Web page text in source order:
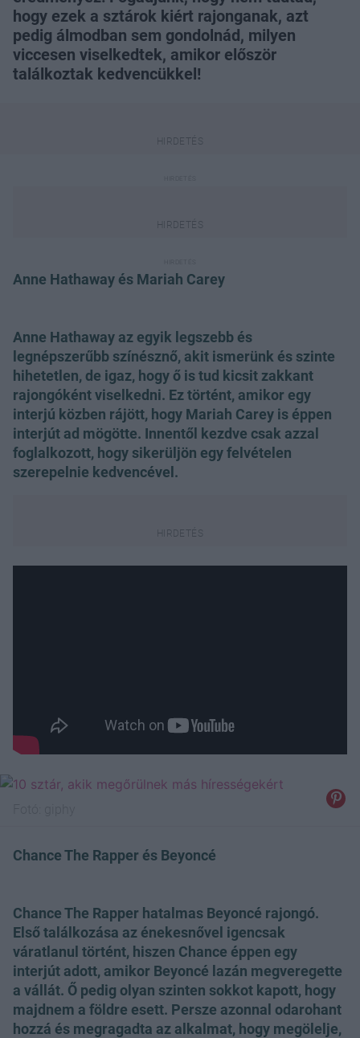
hogy ezek a sztárok kiért rajonganak, azt
pedig álmodban sem gondolnád, milyen
viccesen viselkedtek, amikor először
találkoztak kedvencükkel!
Anne Hathaway és Mariah Carey
Anne Hathaway az egyik legszebb és
legnépszerűbb színésznő, akit ismerünk és szinte
hihetetlen, de igaz, hogy ő is tud kicsit zakkant
rajongóként viselkedni. Ez történt, amikor egy
interjú közben rájött, hogy Mariah Carey is éppen
interjút ad mögötte. Innentől kezdve csak azzal
foglalkozott, hogy sikerüljön egy felvételen
szerepelnie kedvencével.
Chance The Rapper és Beyoncé
Chance The Rapper hatalmas Beyoncé rajongó.
Első találkozása az énekesnővel igencsak
váratlanul történt, hiszen Chance éppen egy
interjút adott, amikor Beyoncé lazán megveregette
a vállát. Ő pedig olyan szinten sokkot kapott, hogy
majdnem a földre esett. Persze azonnal odarohant
hozzá és megragadta az alkalmat, hogy megölelje,